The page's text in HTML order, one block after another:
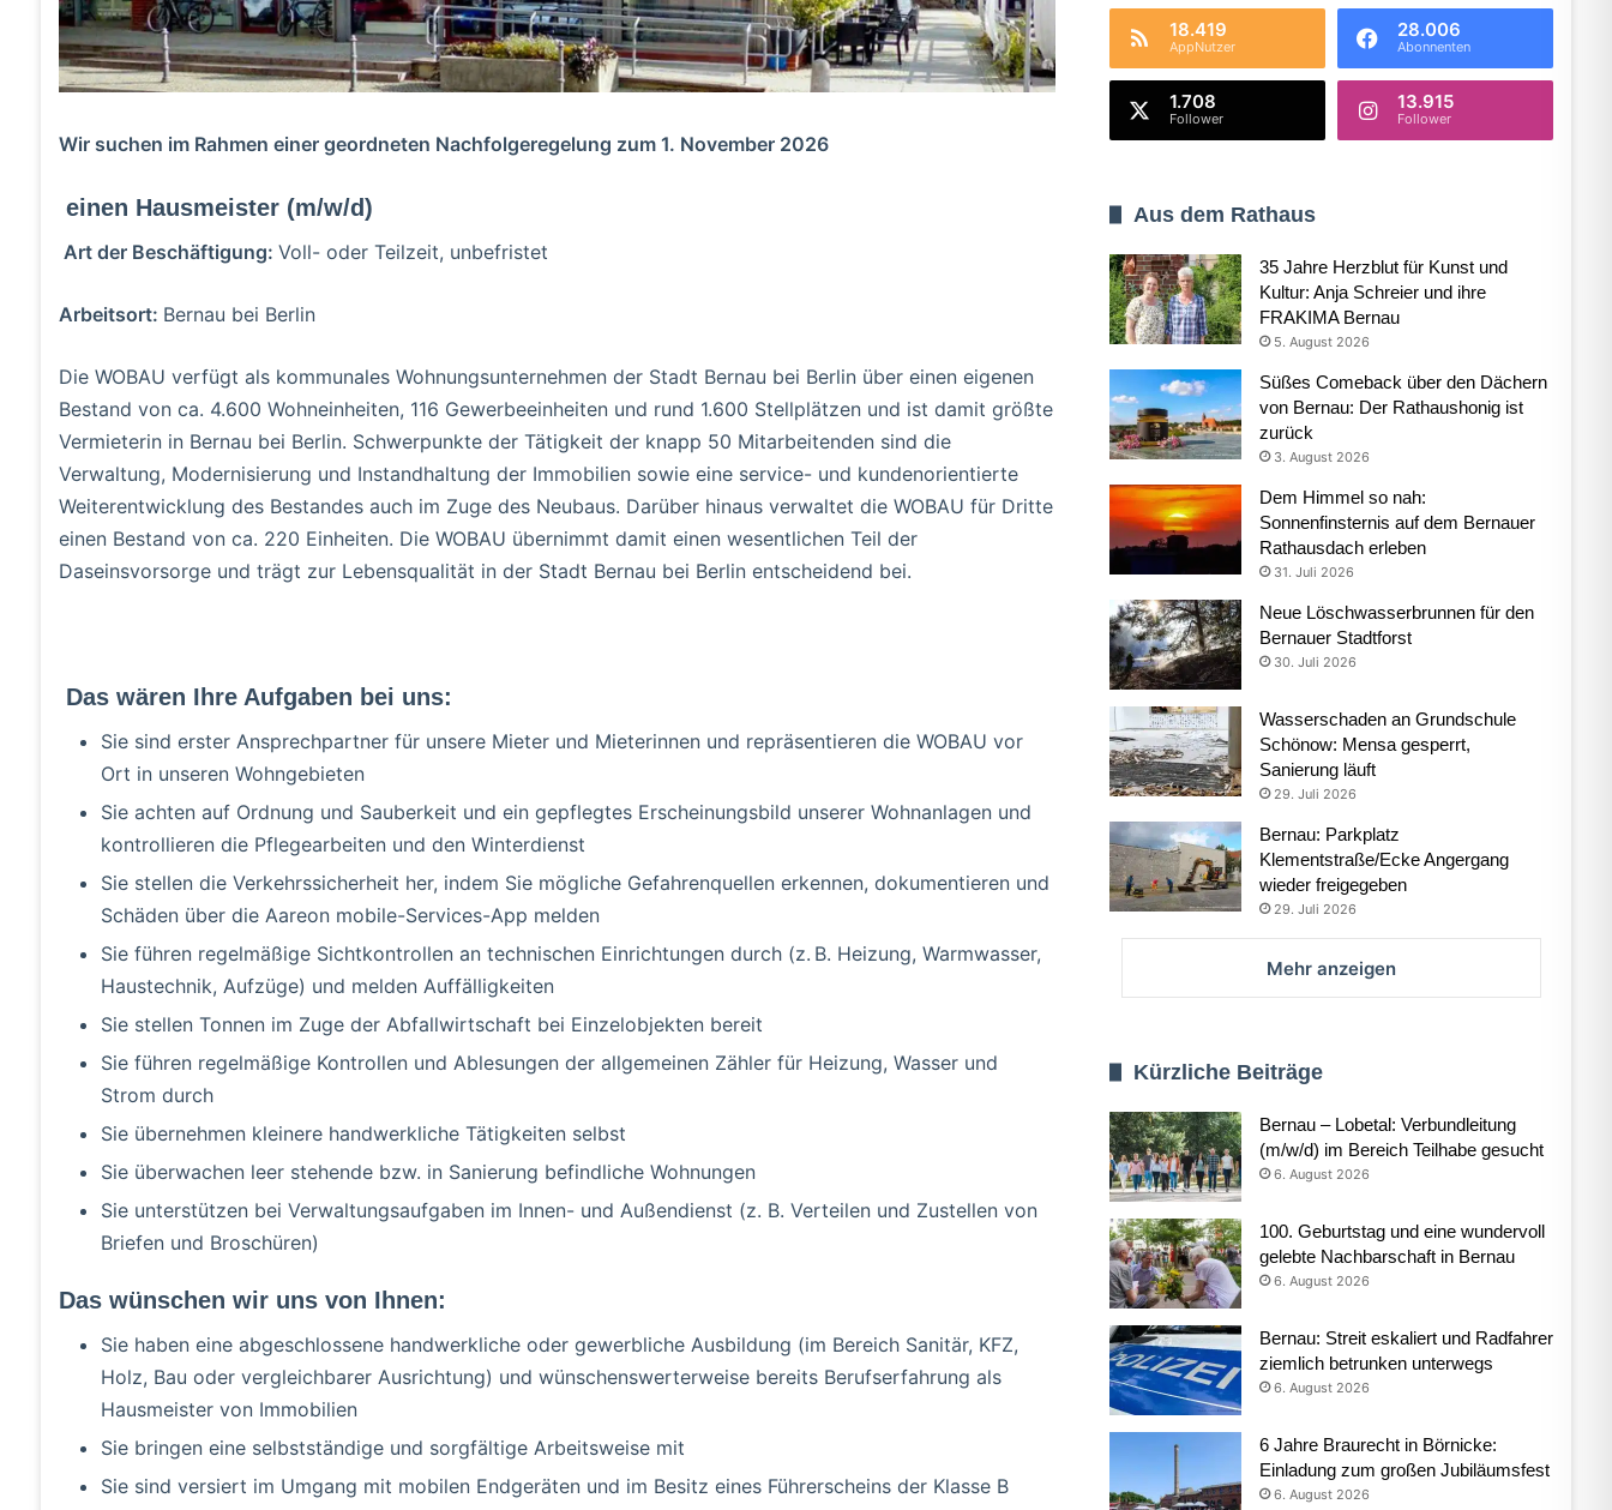
Wir suchen im Rahmen einer geordneten Nachfolgeregelung zum 1. November 2026
einen Hausmeister (m/w/d)
Art der Beschäftigung: Voll- oder Teilzeit, unbefristet
Arbeitsort: Bernau bei Berlin
Die WOBAU verfügt als kommunales Wohnungsunternehmen der Stadt Bernau bei Berlin über einen eigenen
Bestand von ca. 4.600 Wohneinheiten, 116 Gewerbeeinheiten und rund 1.600 Stellplätzen und ist damit größte
Vermieterin in Bernau bei Berlin. Schwerpunkte der Tätigkeit der knapp 50 Mitarbeitenden sind die
Verwaltung, Modernisierung und Instandhaltung der Immobilien sowie eine service- und kundenorientierte
Weiterentwicklung des Bestandes auch im Zuge des Neubaus. Darüber hinaus verwaltet die WOBAU für Dritte
einen Bestand von ca. 220 Einheiten. Die WOBAU übernimmt damit einen wesentlichen Teil der
Daseinsvorsorge und trägt zur Lebensqualität in der Stadt Bernau bei Berlin entscheidend bei.
Das wären Ihre Aufgaben bei uns:
Sie sind erster Ansprechpartner für unsere Mieter und Mieterinnen und repräsentieren die WOBAU vor
Ort in unseren Wohngebieten
Sie achten auf Ordnung und Sauberkeit und ein gepflegtes Erscheinungsbild unserer Wohnanlagen und
kontrollieren die Pflegearbeiten und den Winterdienst
Sie stellen die Verkehrssicherheit her, indem Sie mögliche Gefahrenquellen erkennen, dokumentieren und
Schäden über die Aareon mobile-Services-App melden
Sie führen regelmäßige Sichtkontrollen an technischen Einrichtungen durch (z. B. Heizung, Warmwasser,
Haustechnik, Aufzüge) und melden Auffälligkeiten
Sie stellen Tonnen im Zuge der Abfallwirtschaft bei Einzelobjekten bereit
Sie führen regelmäßige Kontrollen und Ablesungen der allgemeinen Zähler für Heizung, Wasser und
Strom durch
Sie übernehmen kleinere handwerkliche Tätigkeiten selbst
Sie überwachen leer stehende bzw. in Sanierung befindliche Wohnungen
Sie unterstützen bei Verwaltungsaufgaben im Innen- und Außendienst (z. B. Verteilen und Zustellen von
Briefen und Broschüren)
Das wünschen wir uns von Ihnen:
Sie haben eine abgeschlossene handwerkliche oder gewerbliche Ausbildung (im Bereich Sanitär, KFZ,
Holz, Bau oder vergleichbarer Ausrichtung) und wünschenswerterweise bereits Berufserfahrung als
Hausmeister von Immobilien
Sie bringen eine selbstständige und sorgfältige Arbeitsweise mit
Sie sind versiert im Umgang mit mobilen Endgeräten und im Besitz eines Führerscheins der Klasse B
18.419
AppNutzer
28.006
Abonnenten
1.708
Follower
13.915
Follower
Aus dem Rathaus
35 Jahre Herzblut für Kunst und
Kultur: Anja Schreier und ihre
FRAKIMA Bernau
5. August 2026
Süßes Comeback über den Dächern
von Bernau: Der Rathaushonig ist
zurück
3. August 2026
Dem Himmel so nah:
Sonnenfinsternis auf dem Bernauer
Rathausdach erleben
31. Juli 2026
Neue Löschwasserbrunnen für den
Bernauer Stadtforst
30. Juli 2026
Wasserschaden an Grundschule
Schönow: Mensa gesperrt,
Sanierung läuft
29. Juli 2026
Bernau: Parkplatz
Klementstraße/Ecke Angergang
wieder freigegeben
29. Juli 2026
Mehr anzeigen
Kürzliche Beiträge
Bernau – Lobetal: Verbundleitung
(m/w/d) im Bereich Teilhabe gesucht
6. August 2026
100. Geburtstag und eine wundervoll
gelebte Nachbarschaft in Bernau
6. August 2026
Bernau: Streit eskaliert und Radfahrer
ziemlich betrunken unterwegs
6. August 2026
6 Jahre Braurecht in Börnicke:
Einladung zum großen Jubiläumsfest
6. August 2026